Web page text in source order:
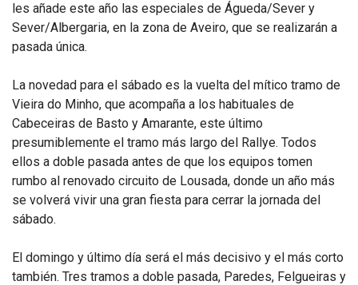
les añade este año las especiales de Águeda/Sever y
Sever/Albergaria, en la zona de Aveiro, que se realizarán a
pasada única.
La novedad para el sábado es la vuelta del mítico tramo de
Vieira do Minho, que acompaña a los habituales de
Cabeceiras de Basto y Amarante, este último
presumiblemente el tramo más largo del Rallye. Todos
ellos a doble pasada antes de que los equipos tomen
rumbo al renovado circuito de Lousada, donde un año más
se volverá vivir una gran fiesta para cerrar la jornada del
sábado.
El domingo y último día será el más decisivo y el más corto
también. Tres tramos a doble pasada, Paredes, Felgueiras y